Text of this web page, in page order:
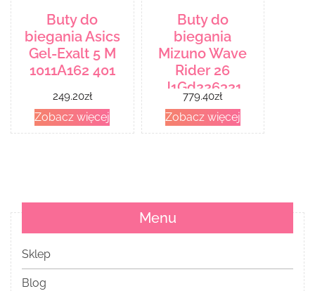
Buty do
biegania Asics
Gel-Exalt 5 M
1011A162 401
249.20zł
Zobacz więcej
Buty do
biegania
Mizuno Wave
Rider 26
J1Gd226321
Biały
779.40zł
Zobacz więcej
Menu
Sklep
Blog